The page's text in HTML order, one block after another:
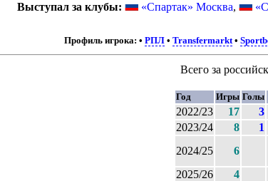
Выступал за клубы:
«Спартак» Москва,
Профиль игрока: •РПЛ •Transfermarkt•
Всего за
Год Игры Голы
2022/23 17 3
2023/24
8 1
2024/25
6
2025/26
4